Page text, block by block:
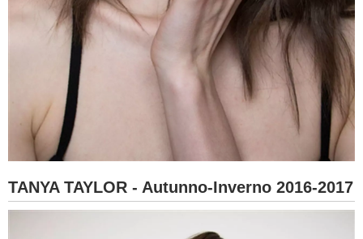
TANYA TAYLOR - Autunno-Inverno 2016-2017